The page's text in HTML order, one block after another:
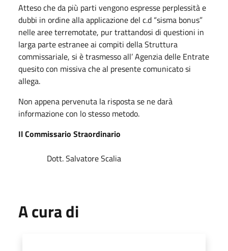
Atteso che da più parti vengono espresse perplessità e
dubbi in ordine alla applicazione del c.d “sisma bonus”
nelle aree terremotate, pur trattandosi di questioni in
larga parte estranee ai compiti della Struttura
commissariale, si è trasmesso all’ Agenzia delle Entrate
quesito con missiva che al presente comunicato si
allega.
Non appena pervenuta la risposta se ne darà
informazione con lo stesso metodo.
Il Commissario Straordinario
Dott. Salvatore Scalia
A cura di